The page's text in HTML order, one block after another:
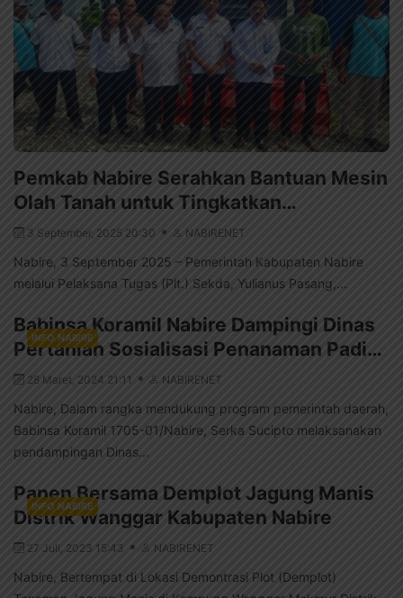
Pemkab Nabire Serahkan Bantuan Mesin
Olah Tanah untuk Tingkatkan…
3 September, 2025 20:30 NABIRENET
Nabire, 3 September 2025 – Pemerintah Kabupaten Nabire
melalui Pelaksana Tugas (Plt.) Sekda, Yulianus Pasang,...
INFO NABIRE
Babinsa Koramil Nabire Dampingi Dinas
Pertanian Sosialisasi Penanaman Padi…
28 Maret, 2024 21:11 NABIRENET
Nabire, Dalam rangka mendukung program pemerintah daerah,
Babinsa Koramil 1705-01/Nabire, Serka Sucipto melaksanakan
pendampingan Dinas...
INFO NABIRE
Panen Bersama Demplot Jagung Manis
Distrik Wanggar Kabupaten Nabire
27 Juli, 2023 15:43 NABIRENET
Nabire, Bertempat di Lokasi Demontrasi Plot (Demplot)